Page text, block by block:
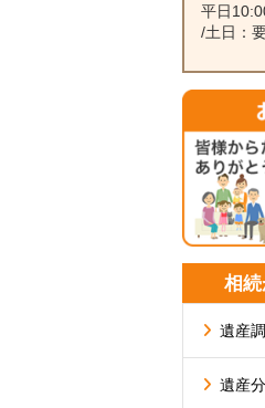
平日
/土日：
相
遺産
遺産